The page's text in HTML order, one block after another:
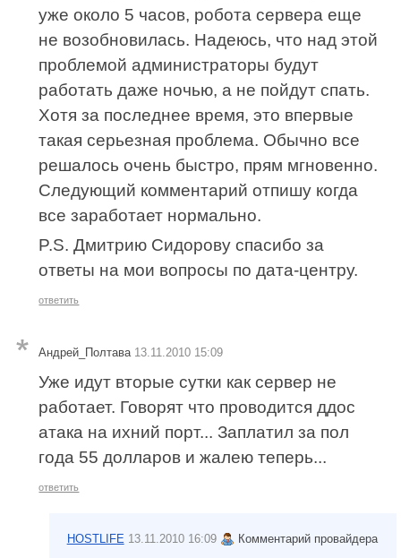
уже около 5 часов, робота сервера еще
не возобновилась. Надеюсь, что над этой
проблемой администраторы будут
работать даже ночью, а не пойдут спать.
Хотя за последнее время, это впервые
такая серьезная проблема. Обычно все
решалось очень быстро, прям мгновенно.
Следующий комментарий отпишу когда
все заработает нормально.
P.S. Дмитрию Сидорову спасибо за
ответы на мои вопросы по дата-центру.
ответить
Андрей_Полтава 13.11.2010 15:09
Уже идут вторые сутки как сервер не
работает. Говорят что проводится ддос
атака на ихний порт... Заплатил за пол
года 55 долларов и жалею теперь...
ответить
HOSTLIFE 13.11.2010 16:09 Комментарий провайдера